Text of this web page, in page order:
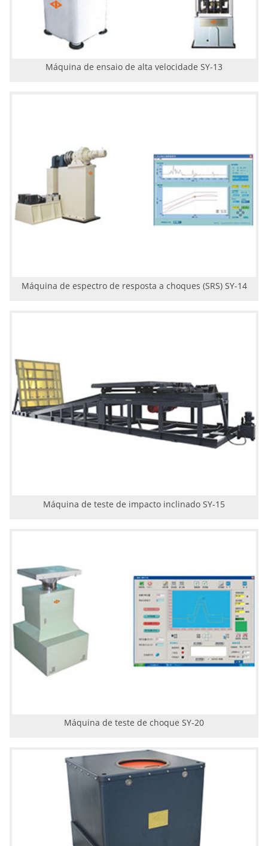
Máquina de ensaio de alta velocidade SY-13
Máquina de espectro de resposta a choques (SRS) SY-14
Máquina de teste de impacto inclinado SY-15
Máquina de teste de choque SY-20